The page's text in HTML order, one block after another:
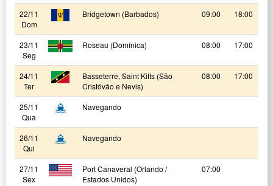
22/11
Dom
Bridgetown (Barbados) 09:00 18:00
23/11
Seg
Roseau (Domínica) 08:00 17:00
24/11
Ter
Basseterre, Saint Kitts (São
Cristóvão e Nevis)
08:00 17:00
25/11
Qua
Navegando
26/11
Qui
Navegando
27/11
Sex
Port Canaveral (Orlando /
Estados Unidos)
07:00